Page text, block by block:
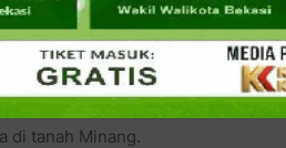
akan dipandang lebih
apabila tidak merantau akan
dikatakan penakut karena tidak
tidak mandiri karena
di tanah Minang.